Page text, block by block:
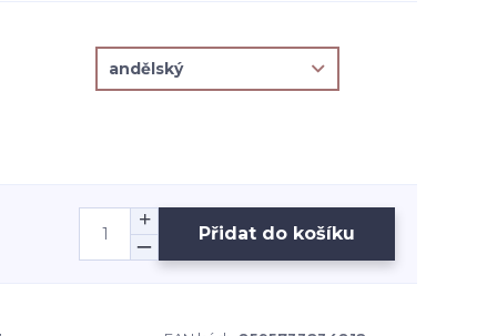
Přidat do košíku